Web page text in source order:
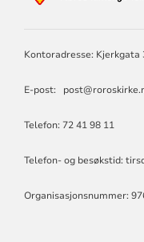
Kontoradresse: Kjerkgata
E-post:
Telefon: 72 41 98 11
Telefon- og besøkstid:
Organisasjonsnummer: